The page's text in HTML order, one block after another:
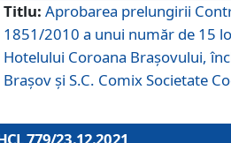
Titlu: Aprobarea prelungirii
1851/2010 a unui număr de 15
Hotelului Coroana Brașovului,
Braşov şi S.C. Comix Societate